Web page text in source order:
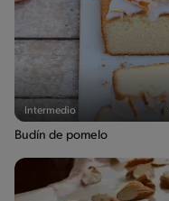
Intermedio
Budín de pomelo